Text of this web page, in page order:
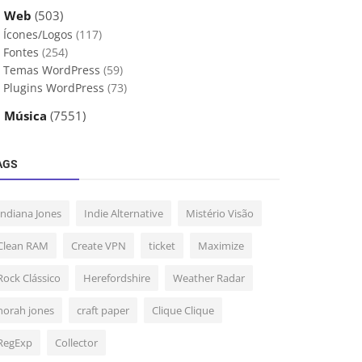
Web (503)
Ícones/Logos (117)
Fontes (254)
Temas WordPress (59)
Plugins WordPress (73)
Música (7551)
Jones Indie Alternative Mistério Visão
RAM Create VPN ticket Maximize
Clássico Herefordshire Weather Radar
jones craft paper Clique Clique
Collector